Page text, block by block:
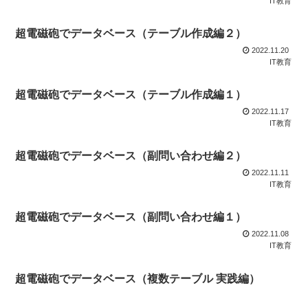
超電磁砲でデータベース（テーブル作成編２）
2022.11.20
IT教育
超電磁砲でデータベース（テーブル作成編１）
2022.11.17
IT教育
超電磁砲でデータベース（副問い合わせ編２）
2022.11.11
IT教育
超電磁砲でデータベース（副問い合わせ編１）
2022.11.08
IT教育
超電磁砲でデータベース（複数テーブル 実践編）